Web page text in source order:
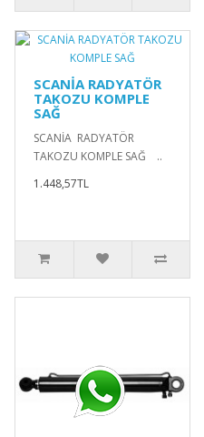
SCANİA RADYATÖR
TAKOZU KOMPLE
SAĞ
SCANİA RADYATÖR
TAKOZU KOMPLE SAĞ ..
1.448,57TL